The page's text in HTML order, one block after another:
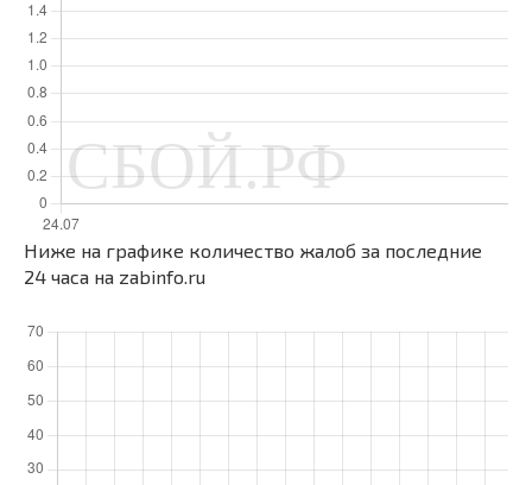
Ниже на графике количество жалоб за последние
24 часа на zabinfo.ru